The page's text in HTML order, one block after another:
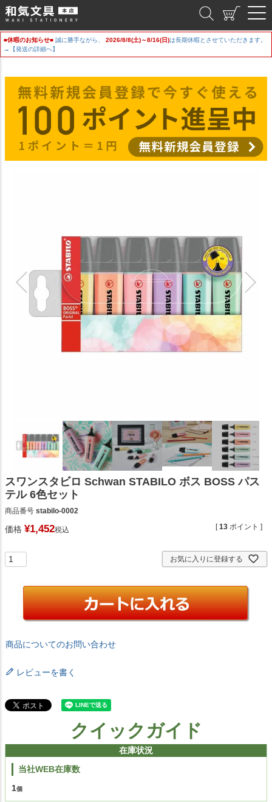
■休暇のお知らせ■ 誠に勝手ながら、 2026/8/8(土)～8/16(日)は長期休暇とさせていただきます。
→【発送の詳細へ】
スワンスタビロ Schwan STABILO ボス BOSS パス
テル 6色セット
商品番号 stabilo-0002
価格 ¥1,452税込 [13 ポイント ]
お気に入りに登録する
商品についてのお問い合わせ
レビューを書く
クイックガイド
在庫状況
当社WEB在庫数
1